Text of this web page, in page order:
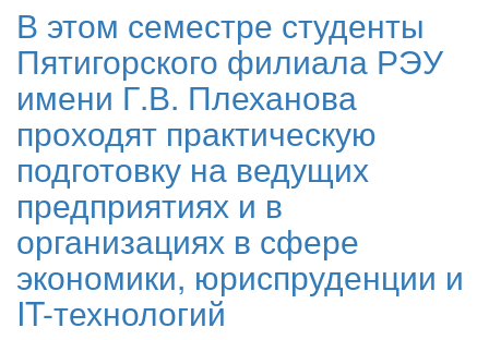
В этом семестре студенты
Пятигорского филиала РЭУ
имени Г.В. Плеханова
проходят практическую
подготовку на ведущих
предприятиях и в
организациях в сфере
экономики, юриспруденции и
IT-технологий